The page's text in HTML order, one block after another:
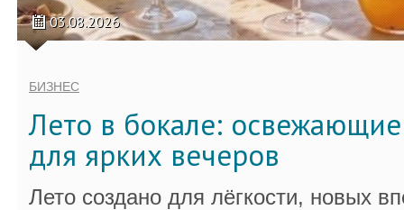
03.08.2026
БИЗНЕС
Лето в бокале:
для ярких вечеров
Лето создано для лёгкости, новых